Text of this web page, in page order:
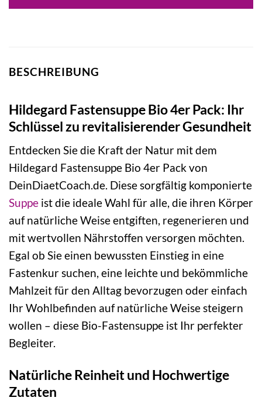
BESCHREIBUNG
Hildegard Fastensuppe Bio 4er Pack: Ihr
Schlüssel zu revitalisierender Gesundheit
Entdecken Sie die Kraft der Natur mit dem
Hildegard Fastensuppe Bio 4er Pack von
DeinDiaetCoach.de. Diese sorgfältig komponierte
Suppe ist die ideale Wahl für alle, die ihren Körper
auf natürliche Weise entgiften, regenerieren und
mit wertvollen Nährstoffen versorgen möchten.
Egal ob Sie einen bewussten Einstieg in eine
Fastenkur suchen, eine leichte und bekömmliche
Mahlzeit für den Alltag bevorzugen oder einfach
Ihr Wohlbefinden auf natürliche Weise steigern
wollen – diese Bio-Fastensuppe ist Ihr perfekter
Begleiter.
Natürliche Reinheit und Hochwertige
Zutaten